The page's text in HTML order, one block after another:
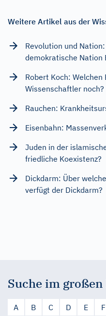
Weitere Artikel aus der
Revolution und
demokratische Nation
Robert Koch:
Wissenschaftler noch?
Rauchen:
Eisenbahn:
Juden in der
friedliche Koexistenz?
Dickdarm: Über
verfügt der Dickdarm?
Suche im
A B C D E F